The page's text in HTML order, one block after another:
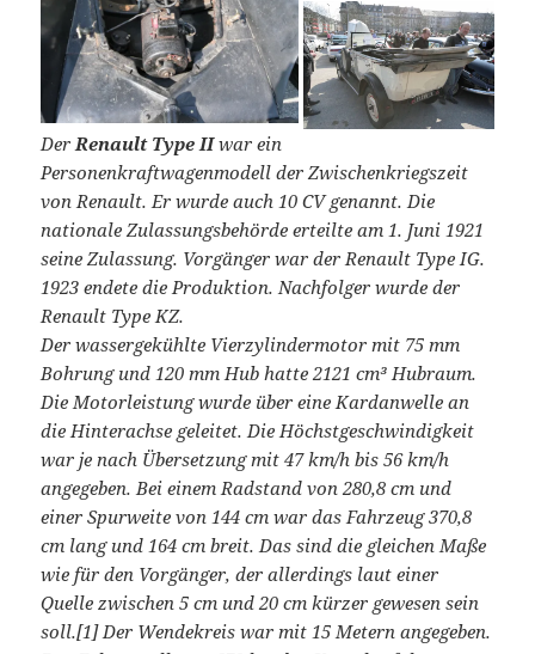
Der Renault Type IIwar ein
Personenkraftwagenmodell der Zwischenkriegszeit
von Renault. Er wurde auch 10 CV genannt. Die
nationale Zulassungsbehörde erteilte am 1. Juni 1921
seine Zulassung. Vorgänger war der Renault Type IG.
1923 endete die Produktion. Nachfolger wurde der
Renault Type KZ.
Der wassergekühlte Vierzylindermotor mit 75 mm
Bohrung und 120 mm Hub hatte 2121 cm³ Hubraum.
Die Motorleistung wurde über eine Kardanwelle an
die Hinterachse geleitet. Die Höchstgeschwindigkeit
war je nach Übersetzung mit 47 km/h bis 56 km/h
angegeben. Bei einem Radstand von 280,8 cm und
einer Spurweite von 144 cm war das Fahrzeug 370,8
cm lang und 164 cm breit. Das sind die gleichen Maße
wie für den Vorgänger, der allerdings laut einer
Quelle zwischen 5 cm und 20 cm kürzer gewesen sein
soll.[1] Der Wendekreis war mit 15 Metern angegeben.